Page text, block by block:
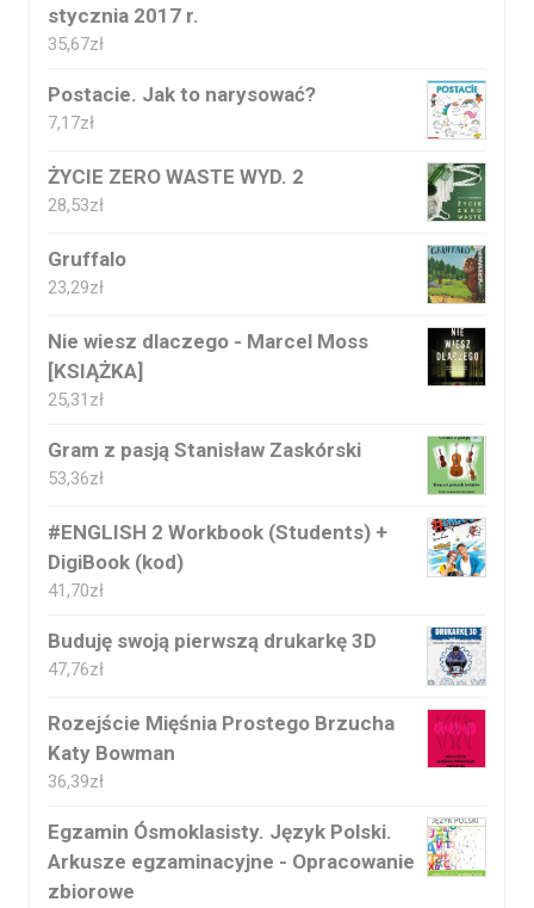
stycznia 2017 r.
35,67zł
Postacie. Jak to narysować?
7,17zł
ŻYCIE ZERO WASTE WYD. 2
28,53zł
Gruffalo
23,29zł
Nie wiesz dlaczego - Marcel Moss
[KSIĄŻKA]
25,31 zł
Gram z pasją Stanisław Zaskórski
53,36zł
#ENGLISH 2 Workbook (Students) +
DigiBook (kod)
41,70zł
Buduję swoją pierwszą drukarkę 3D
47,76zł
Rozejście Mięśnia Prostego Brzucha
Katy Bowman
36,39zł
Egzamin Ósmoklasisty. Język Polski.
Arkusze egzaminacyjne - Opracowanie
zbiorowe